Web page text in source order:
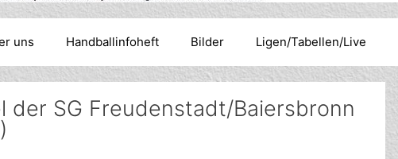
uns Handballinfoheft Bilder Ligen/Tabellen/Live
der SG Freudenstadt/Baiersbronn